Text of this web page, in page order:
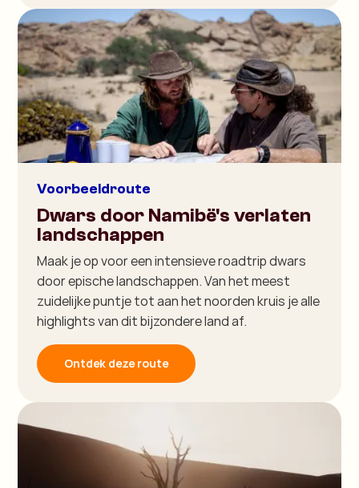
Voorbeeldroute
Dwars door Namibë's verlaten
landschappen
Maak je op voor een intensieve roadtrip dwars
door epische landschappen. Van het meest
zuidelijke puntje tot aan het noorden kruis je alle
highlights van dit bijzondere land af.
Ontdek deze route